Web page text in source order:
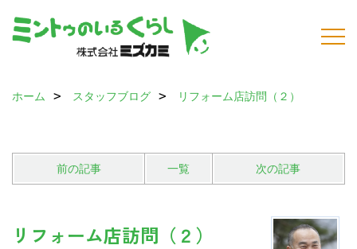
ホーム スタッフブログ リフォーム店訪問（２）
前の記事 一覧 次の記事
リフォーム店訪問（２）